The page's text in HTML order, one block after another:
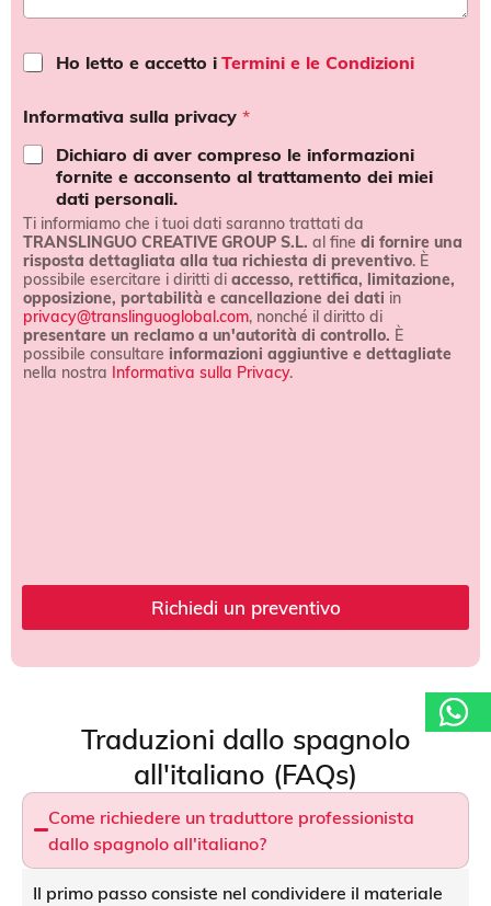
T
m
i
n
c
o
n
d
i
z
i
o
Ho letto e accetto i Termini e le Condizioni
Informativa sulla privacy *
Dichiaro di aver compreso le informazioni
fornite e acconsento al trattamento dei miei
dati personali.
Ti informiamo che i tuoi dati saranno trattati da
TRANSLINGUO CREATIVE GROUP S.L. al fine di fornire una
risposta dettagliata alla tua richiesta di preventivo. È
possibile esercitare i diritti di accesso, rettifica, limitazione,
opposizione, portabilità e cancellazione dei dati in
privacy@translinguoglobal.com, nonché il diritto di
presentare un reclamo a un'autorità di controllo. È
possibile consultare informazioni aggiuntive e dettagliate
nella nostra Informativa sulla Privacy.
i
r
z
Richiedi un preventivo
Traduzioni dallo spagnolo
all'italiano (FAQs)
Come richiedere un traduttore professionista
dallo spagnolo all'italiano?
Il primo passo consiste nel condividere il materiale